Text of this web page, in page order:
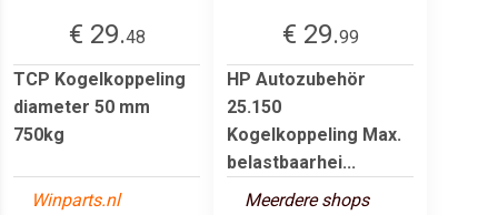
€ 29.48
TCP Kogelkoppeling
diameter 50 mm
750kg
Winparts.nl
€ 29.99
HP Autozubehör
25.150
Kogelkoppeling Max.
belastbaarhei...
Meerdere shops